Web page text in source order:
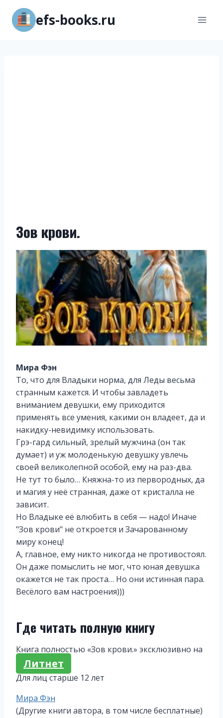
Перейти
содержимому
efs-books.ru
Зов крови.
Мира Фэн
То, что для Владыки норма, для Леды весьма
странным кажется. И чтобы завладеть
вниманием девушки, ему приходится
применять все умения, какими он владеет, да и
накидку-невидимку использовать.
Грэ-гард сильный, зрелый мужчина (он так
думает) и уж молоденькую девушку увлечь
своей великолепной особой, ему на раз-два.
Не тут то было… Княжна-то из первородных, да
и магия у неё странная, даже от кристалла не
зависит.
Но Владыке её влюбить в себя — надо! Иначе
"Зов крови" не откроется и Зачарованному
миру конец!
А, главное, ему никто никогда не противостоял.
Он даже помыслить не мог, что юная девушка
окажется не так проста… Но они истинная пара.
Весёлого вам настроения)))
Где читать полную книгу
Книга полностью «Зов крови.» эксклюзивно на
Литнет
Для лиц старше 12 лет
Метки
записи:
Мира Фэн
(Другие книги автора, в том числе бесплатные)